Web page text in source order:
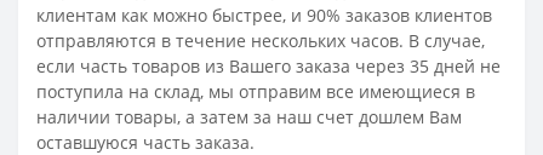
клиентам как можно быстрее, и 90% заказов клиентов
отправляются в течение нескольких часов. В случае,
если часть товаров из Вашего заказа через 35 дней не
поступила на склад, мы отправим все имеющиеся в
наличии товары, а затем за наш счет дошлем Вам
оставшуюся часть заказа.